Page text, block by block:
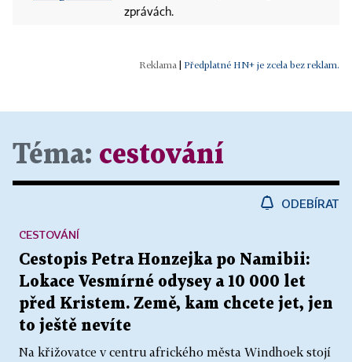
zprávách.
Předplatné HN+ je zcela bez reklam.
Téma: cestování
ODEBÍRAT
Cestopis Petra Honzejka po Namibii:
Lokace Vesmírné odysey a 10 000 let
před Kristem. Země, kam chcete jet, jen
to ještě nevíte
Na křižovatce v centru afrického města Windhoek stojí
CESTOVÁNÍ